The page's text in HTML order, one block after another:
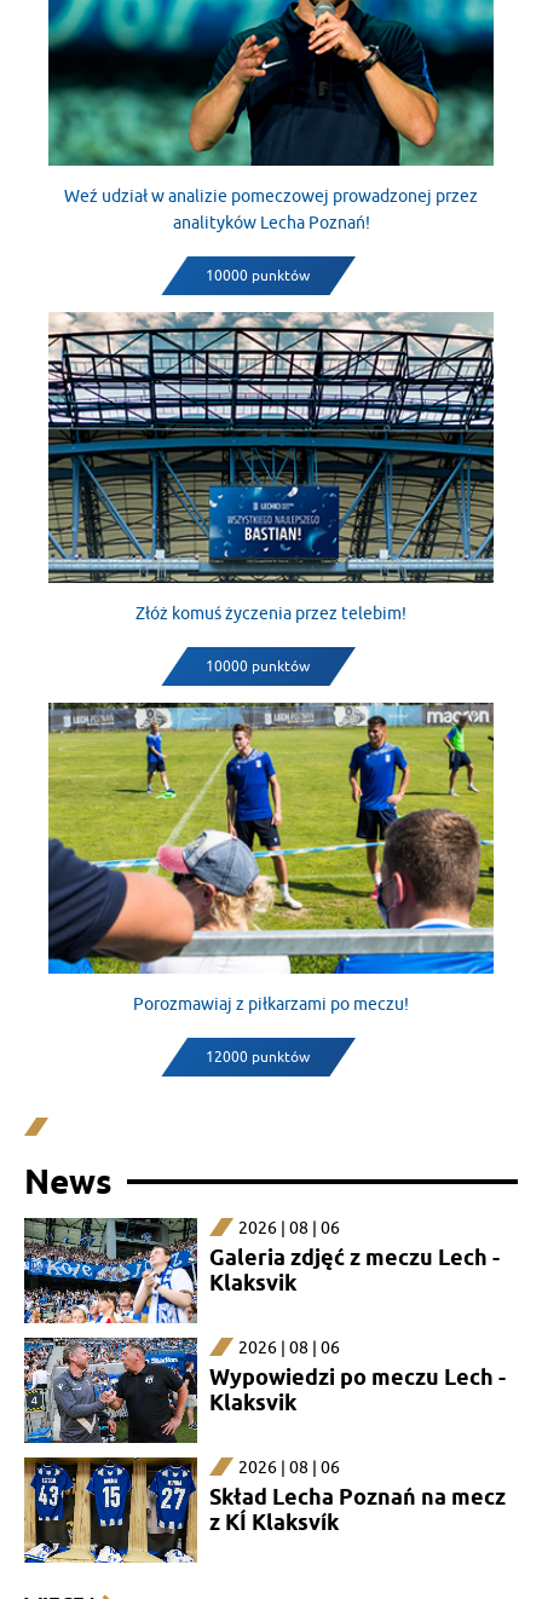
Weź udział w analizie pomeczowej prowadzonej przez
analityków Lecha Poznań!
10000 punktów
Złóż komuś życzenia przez telebim!
10000 punktów
Porozmawiaj z piłkarzami po meczu!
12000 punktów
News
2026 | 08 | 06
Galeria zdjęć z meczu Lech -
Klaksvik
2026 | 08 | 06
Wypowiedzi po meczu Lech -
Klaksvik
2026 | 08 | 06
Skład Lecha Poznań na mecz
z KÍ Klaksvík